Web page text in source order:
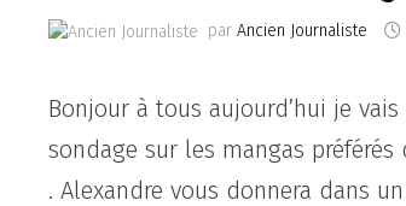
parAncien Journaliste
Bonjour à tous aujourd’hui je
sondage sur les mangas
. Alexandre vous donnera dans